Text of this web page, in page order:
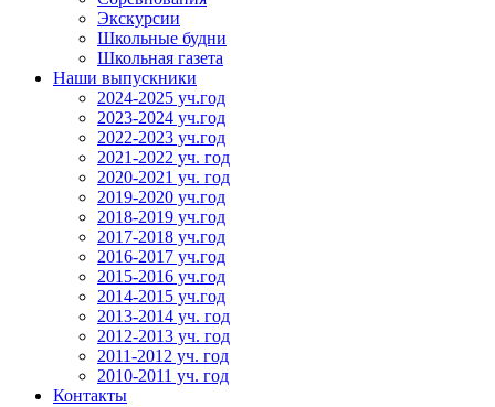
Экскурсии
Школьные будни
Школьная газета
Наши выпускники
2024-2025 уч.год
2023-2024 уч.год
2022-2023 уч.год
2021-2022 уч. год
2020-2021 уч. год
2019-2020 уч.год
2018-2019 уч.год
2017-2018 уч.год
2016-2017 уч.год
2015-2016 уч.год
2014-2015 уч.год
2013-2014 уч. год
2012-2013 уч. год
2011-2012 уч. год
2010-2011 уч. год
Контакты